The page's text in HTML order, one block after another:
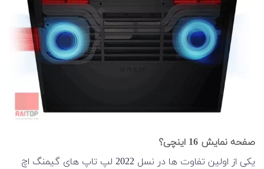
صفحه نمایش 16 اینچی؟
یکی از اولین تفاوت ها در نسل 2022 لپ تاپ های گیمنگ اچ